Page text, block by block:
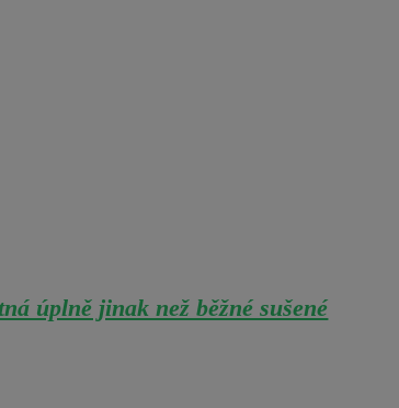
úplně jinak než běžné sušené